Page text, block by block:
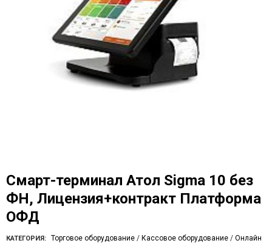
Смарт-терминал Атол Sigma 10 без
ФН, Лицензия+контракт Платформа
ОФД
КАТЕГОРИЯ: Торговое оборудование / Кассовое оборудование / Онлайн